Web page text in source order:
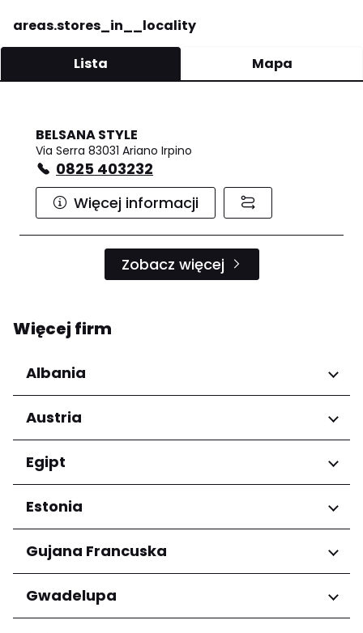
areas.stores_in__locality
Lista Mapa
BELSANA STYLE
Via Serra 83031 Ariano Irpino
0825 403232
Więcej informacji
Zobacz więcej
Więcej firm
Albania
Regiony
Qarku i Tiranës
Austria
Regiony
Niederösterreich
Salzburg
Wien
Egipt
Regiony
Kair
Estonia
Regiony
Harju maakond
Tartu maakond
Gujana Francuska
Regiony
Arrondissement de Cayenne
Gwadelupa